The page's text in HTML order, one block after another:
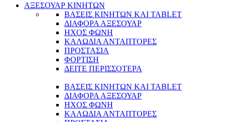
ΑΞΕΣΟΥΑΡ ΚΙΝΗΤΩΝ
ΒΑΣΕΙΣ ΚΙΝΗΤΩΝ ΚΑΙ TABLET
ΔΙΑΦΟΡΑ ΑΞΕΣΟΥΑΡ
ΗΧΟΣ ΦΩΝΗ
ΚΑΛΩΔΙΑ ΑΝΤΑΠΤΟΡΕΣ
ΠΡΟΣΤΑΣΙΑ
ΦΟΡΤΙΣΗ
ΔΕΙΤΕ ΠΕΡΙΣΣΟΤΕΡΑ
ΒΑΣΕΙΣ ΚΙΝΗΤΩΝ ΚΑΙ TABLET
ΔΙΑΦΟΡΑ ΑΞΕΣΟΥΑΡ
ΗΧΟΣ ΦΩΝΗ
ΚΑΛΩΔΙΑ ΑΝΤΑΠΤΟΡΕΣ